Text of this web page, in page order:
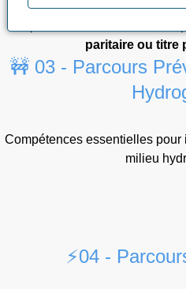
paritaire ou titre
🚧 03 - Parcours
Compétences essentielles pour
milieu
⚡04 -